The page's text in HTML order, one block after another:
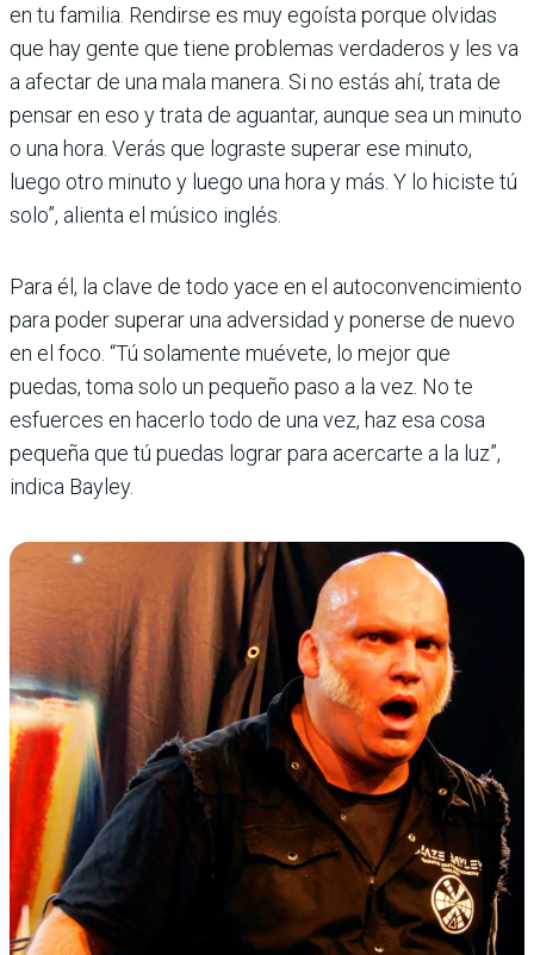
en tu familia. Rendirse es muy egoísta porque olvidas
que hay gente que tiene problemas verdaderos y les va
a afectar de una mala manera. Si no estás ahí, trata de
pensar en eso y trata de aguantar, aunque sea un minuto
o una hora. Verás que lograste superar ese minuto,
luego otro minuto y luego una hora y más. Y lo hiciste tú
solo”, alienta el músico inglés.
Para él, la clave de todo yace en el autoconvencimiento
para poder superar una adversidad y ponerse de nuevo
en el foco. “Tú solamente muévete, lo mejor que
puedas, toma solo un pequeño paso a la vez. No te
esfuerces en hacerlo todo de una vez, haz esa cosa
pequeña que tú puedas lograr para acercarte a la luz”,
indica Bayley.